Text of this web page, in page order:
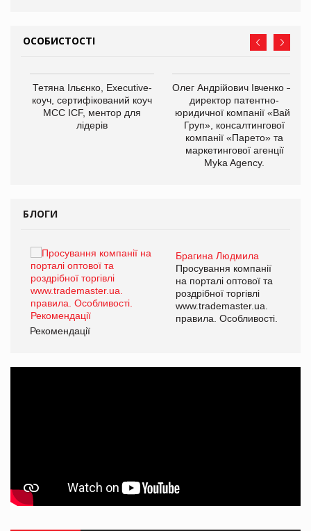
ОСОБИСТОСТІ
Тетяна Ільєнко, Executive-
коуч, сертифікований коуч
МСС ICF, ментор для
лідерів
Олег Андрійович Івченко —
директор патентно-
юридичної компанії «Вайз
Груп», консалтингової
компанії «Парето» та
маркетингової агенції
Myka Agency.
БЛОГИ
Брагина Людмила
Просування компанії
на порталі оптової та
роздрібної торгівлі
www.trademaster.ua.
правила. Особливості.
Рекомендації